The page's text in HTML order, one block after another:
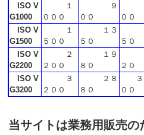
ISO V
G1000
１
０００
９
００
１
００
ISO V
G1500
１
５００
１３
５０
１
５０
ISO V
G2200
２
２００
１９
８０
２
２０
ISO V
G3200
３
２００
２８
８０
３
００
当サイトは業務用販売